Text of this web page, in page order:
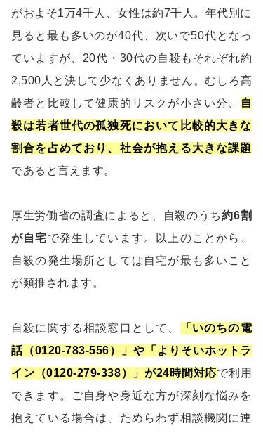
がおよそ1万4千人、女性は約7千人。年代別に
見ると最も多いのが40代、次いで50代となっ
ていますが、20代・30代の自殺もそれぞれ約
2,500人と決して少なくありません。むしろ高
齢者と比較して健康的リスクが小さい分、
自
殺は若者世代の孤独死において比較的大きな
割合を占めており、社会が抱える大きな課題
であると言えます。
厚生労働省の調査によると、自殺のうち約6割
が自宅で発生しています。以上のことから、
自殺の発生場所としては自宅が最も多いこと
が類推されます。
自殺に関する相談窓口として、
「いのちの電
話（0120-783-556）」や「よりそいホットラ
イン（0120-279-338）」が24時間対応で利用
できます。ご自身や身近な方が深刻な悩みを
抱えている場合は、ためらわず相談機関に連